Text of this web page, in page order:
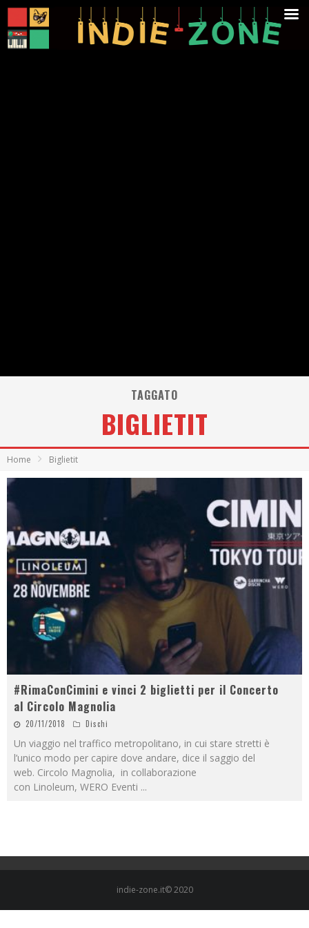
TAGGATO
BIGLIETIT
Home Biglietit
#RimaConCimini e vinci 2 biglietti per il Concerto
al Circolo Magnolia
20/11/2018 Dischi
Un viaggio nel traffico metropolitano, in cui stare stretti è
l’unico modo per capire dove andare, dice il saggio del
web. Circolo Magnolia, in collaborazione
con Linoleum, WERO Eventi ...
indie-zone.it© 2020